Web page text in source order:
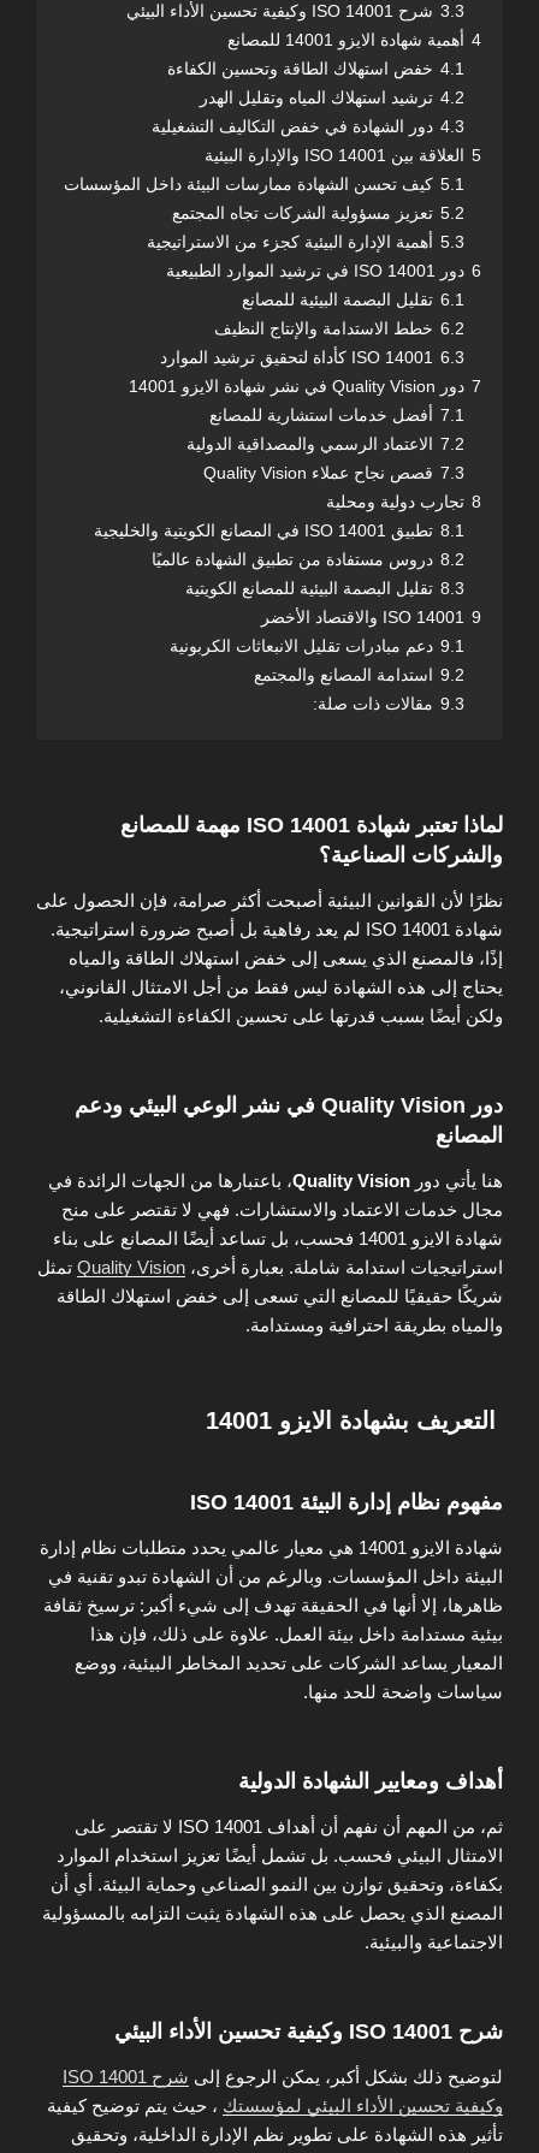
3.3 شرح ISO 14001 وكيفية تحسين الأداء البيئي
4 أهمية شهادة الايزو 14001 للمصانع
4.1 خفض استهلاك الطاقة وتحسين الكفاءة
4.2 ترشيد استهلاك المياه وتقليل الهدر
4.3 دور الشهادة في خفض التكاليف التشغيلية
5 العلاقة بين ISO 14001 والإدارة البيئية
5.1 كيف تحسن الشهادة ممارسات البيئة داخل المؤسسات
5.2 تعزيز مسؤولية الشركات تجاه المجتمع
5.3 أهمية الإدارة البيئية كجزء من الاستراتيجية
6 دور ISO 14001 في ترشيد الموارد الطبيعية
6.1 تقليل البصمة البيئية للمصانع
6.2 خطط الاستدامة والإنتاج النظيف
6.3 ISO 14001 كأداة لتحقيق ترشيد الموارد
7 دور Quality Vision في نشر شهادة الايزو 14001
7.1 أفضل خدمات استشارية للمصانع
7.2 الاعتماد الرسمي والمصداقية الدولية
7.3 قصص نجاح عملاء Quality Vision
8 تجارب دولية ومحلية
8.1 تطبيق ISO 14001 في المصانع الكويتية والخليجية
8.2 دروس مستفادة من تطبيق الشهادة عالميًا
8.3 تقليل البصمة البيئية للمصانع الكويتية
9 ISO 14001 والاقتصاد الأخضر
9.1 دعم مبادرات تقليل الانبعاثات الكربونية
9.2 استدامة المصانع والمجتمع
9.3 مقالات ذات صلة:
لماذا تعتبر شهادة ISO 14001 مهمة للمصانع
والشركات الصناعية؟
نظرًا لأن القوانين البيئية أصبحت أكثر صرامة، فإن الحصول على
شهادة ISO 14001 لم يعد رفاهية بل أصبح ضرورة استراتيجية.
إذًا، فالمصنع الذي يسعى إلى خفض استهلاك الطاقة والمياه
يحتاج إلى هذه الشهادة ليس فقط من أجل الامتثال القانوني،
ولكن أيضًا بسبب قدرتها على تحسين الكفاءة التشغيلية.
دور Quality Vision في نشر الوعي البيئي ودعم
المصانع
هنا يأتي دور Quality Vision، باعتبارها من الجهات الرائدة في
مجال خدمات الاعتماد والاستشارات. فهي لا تقتصر على منح
شهادة الايزو 14001 فحسب، بل تساعد أيضًا المصانع على بناء
استراتيجيات استدامة شاملة. بعبارة أخرى، Quality Vision تمثل
شريكًا حقيقيًا للمصانع التي تسعى إلى خفض استهلاك الطاقة
والمياه بطريقة احترافية ومستدامة.
التعريف بشهادة الايزو 14001
مفهوم نظام إدارة البيئة ISO 14001
شهادة الايزو 14001 هي معيار عالمي يحدد متطلبات نظام إدارة
البيئة داخل المؤسسات. وبالرغم من أن الشهادة تبدو تقنية في
ظاهرها، إلا أنها في الحقيقة تهدف إلى شيء أكبر: ترسيخ ثقافة
بيئية مستدامة داخل بيئة العمل. علاوة على ذلك، فإن هذا
المعيار يساعد الشركات على تحديد المخاطر البيئية، ووضع
سياسات واضحة للحد منها.
أهداف ومعايير الشهادة الدولية
ثم، من المهم أن نفهم أن أهداف ISO 14001 لا تقتصر على
الامتثال البيئي فحسب. بل تشمل أيضًا تعزيز استخدام الموارد
بكفاءة، وتحقيق توازن بين النمو الصناعي وحماية البيئة. أي أن
المصنع الذي يحصل على هذه الشهادة يثبت التزامه بالمسؤولية
الاجتماعية والبيئية.
شرح ISO 14001 وكيفية تحسين الأداء البيئي
لتوضيح ذلك بشكل أكبر، يمكن الرجوع إلى
شرح ISO 14001
وكيفية تحسين الأداء البيئي لمؤسستك ، حيث يتم توضيح كيفية
تأثير هذه الشهادة على تطوير نظم الإدارة الداخلية، وتحقيق